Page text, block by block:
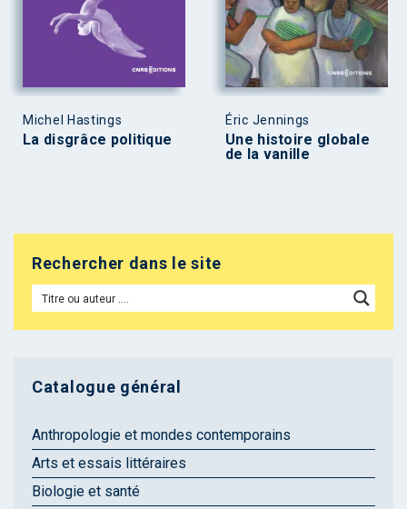
Michel Hastings
La disgrâce politique
Éric Jennings
Une histoire globale
de la vanille
Rechercher dans le site
Catalogue général
Anthropologie et mondes contemporains
Arts et essais littéraires
Biologie et santé